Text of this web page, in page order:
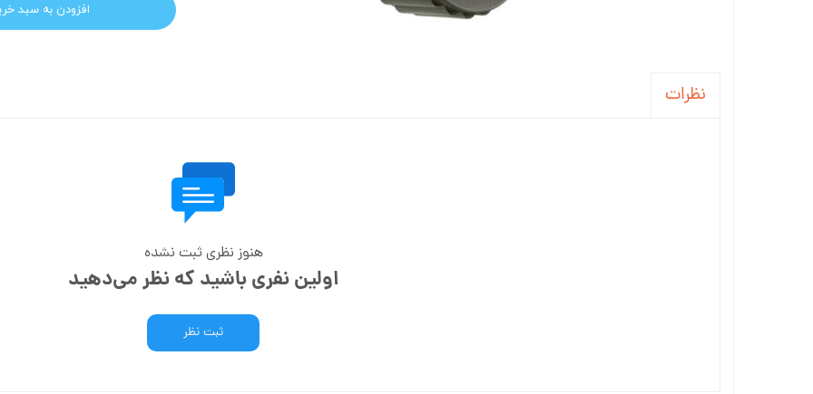
افزودن به سبد
نظرات
هنوز نظری ثبت نشده
اولین نفری باشید که نظر می‌دهید
ثبت نظر